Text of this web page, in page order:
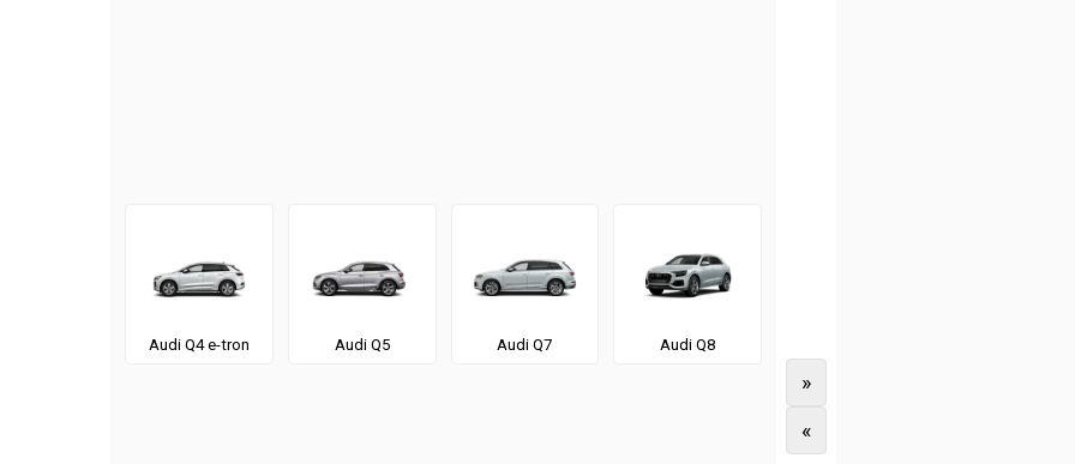
Audi Q4 e-tron Audi Q5 Audi Q7 Audi Q8
»
«